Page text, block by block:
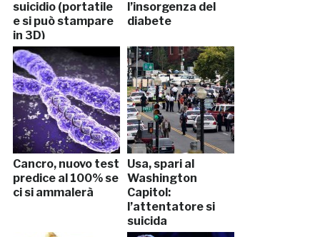
suicidio (portatile
e si può stampare
in 3D)
l’insorgenza del
diabete
Cancro, nuovo test
predice al 100% se
ci si ammalerà
Usa, spari al
Washington
Capitol:
l’attentatore si
suicida